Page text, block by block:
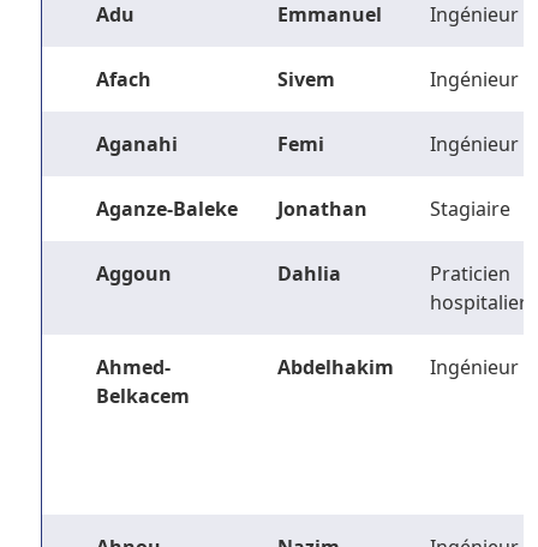
Adu Emmanuel Ingénieur
Afach Sivem Ingénieur
Aganahi Femi Ingénieur
Aganze-Baleke Jonathan Stagiaire
Aggoun Dahlia
Praticien
hospitalier
Ahmed-
Belkacem
Abdelhakim Ingénieur